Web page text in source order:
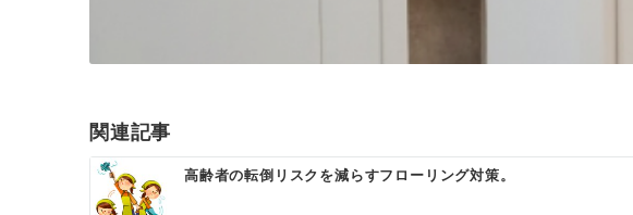
関連記事
高齢者の転倒リスクを減らすフローリング対策。